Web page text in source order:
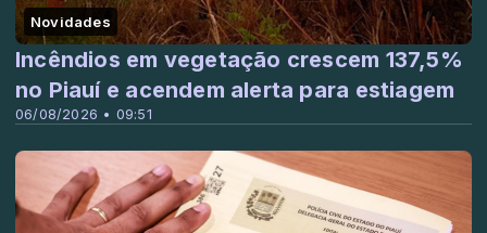
Novidades
06/08/2026 • 09:51
Incêndios em vegetação crescem 137,5%
no Piauí e acendem alerta para estiagem